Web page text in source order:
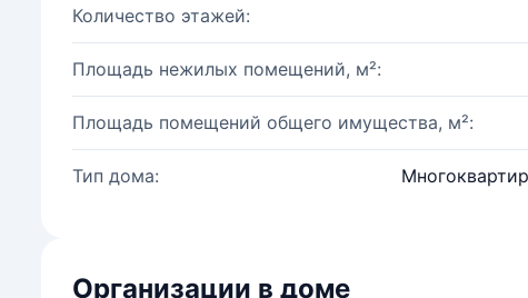
Количество этажей:
Площадь нежилых помещений, м²:
Площадь помещений общего имущества, м²:
Тип дома:
Организации в доме